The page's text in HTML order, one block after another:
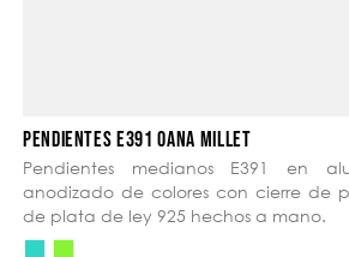
PENDIENTES E391 OANA MILLET
Pendientes medianos E391 en
anodizado de colores con cierre de
de plata de ley 925 hechos a mano.